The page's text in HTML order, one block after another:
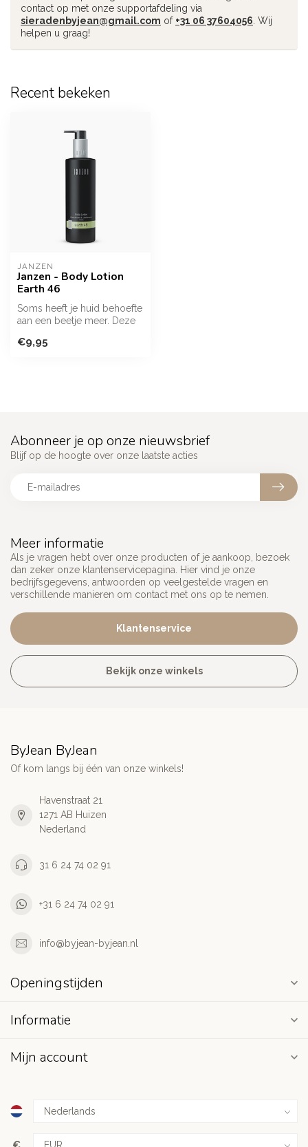
contact op met onze supportafdeling via
sieradenbyjean@gmail.com of +31 06 37604056 . Wij
helpen u graag!
Recent bekeken
JANZEN
Janzen - Body Lotion
Earth 46
Soms heeft je huid behoefte
aan een beetje meer. Deze
een...
€9,95
Meer informatie
Als je vragen hebt over onze producten of je aankoop, bezoek
dan zeker onze klantenservicepagina. Hier vind je onze
bedrijfsgegevens, antwoorden op veelgestelde vragen en
verschillende manieren om contact met ons op te nemen.
Klantenservice
Bekijk onze winkels
Abonneer je op onze nieuwsbrief
Blijf op de hoogte over onze laatste acties
ByJean ByJean
Of kom langs bij één van onze winkels!
Havenstraat 21
1271 AB Huizen
Nederland
31 6 24 74 02 91
+31 6 24 74 02 91
info@byjean-byjean.nl
Openingstijden
Informatie
Mijn account